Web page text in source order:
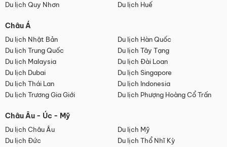
Du lịch Quy Nhơn
Du lịch Huế
Châu Á
Du lịch Nhật Bản
Du lịch Hàn Quốc
Du lịch Trung Quốc
Du lịch Tây Tạng
Du lịch Malaysia
Du lịch Đài Loan
Du lịch Dubai
Du lịch Singapore
Du lịch Thái Lan
Du lịch Indonesia
Du lịch Trương Gia Giới
Du lịch Phượng Hoàng Cổ Trấn
Châu Âu - Úc - Mỹ
Du lịch Châu Âu
Du lịch Mỹ
Du lịch Đức
Du lịch Thổ Nhĩ Kỳ